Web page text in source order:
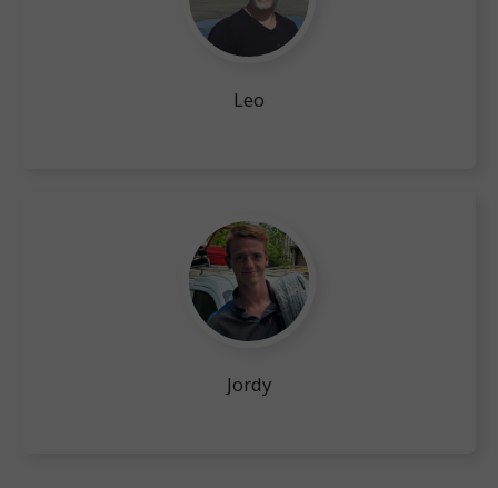
Leo
Jordy